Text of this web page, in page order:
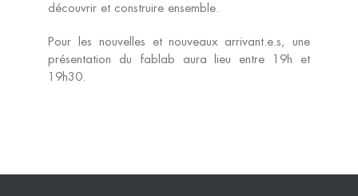
Machines
découvrir et construire ensemble.
Pour les nouvelles et nouveaux arrivant.e.s, une
présentation du fablab aura lieu entre 19h et
19h30.